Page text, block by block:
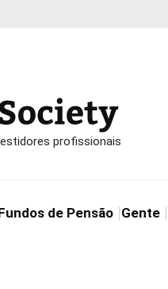
de Pensão Gente